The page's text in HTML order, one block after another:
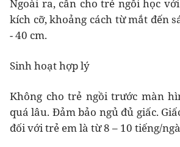
Ngoài ra, cần cho trẻ ngồi học
kích cỡ, khoảng cách từ mắt đến
- 40 cm.
Sinh hoạt hợp lý
Không cho trẻ ngồi trước màn
quá lâu. Đảm bảo ngủ đủ giấc.
đối với trẻ em là từ 8 – 10 tiếng/